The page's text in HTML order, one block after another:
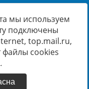
files/reestr-
на22.03.2024
мы используем
подключены
top.mail.ru,
файлы cookies